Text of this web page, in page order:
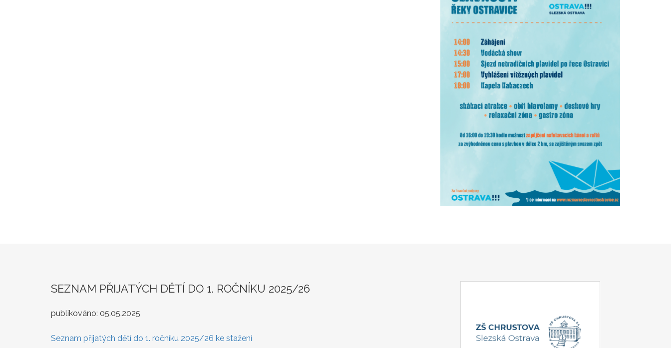
SEZNAM PŘIJATÝCH DĚTÍ DO 1. ROČNÍKU 2025/26
publikováno: 05.05.2025
Seznam přijatých dětí do 1. ročníku 2025/26 ke stažení